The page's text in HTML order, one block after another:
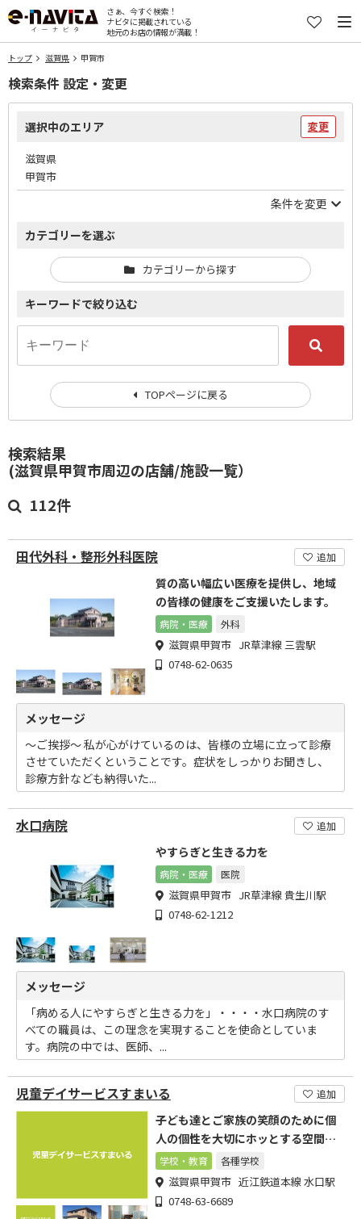
さぁ、今すぐ検索！
ナビタに掲載されている
地元のお店の情報が満載！
トップ 滋賀県 甲賀市
検索結果
(滋賀県甲賀市周辺の店舗/施設一覧）
112件
田代外科・整形外科医院 追加
質の高い幅広い医療を提供し、地域
の皆様の健康をご支援いたします。
病院・医療 外科
滋賀県甲賀市 JR草津線 三雲駅
0748-62-0635
メッセージ
～ご挨拶～ 私が心がけているのは、皆様の立場に立って診療
させていただくということです。症状をしっかりお聞きし、
診療方針なども納得いた...
水口病院 追加
やすらぎと生きる力を
病院・医療 医院
滋賀県甲賀市 JR草津線 貴生川駅
0748-62-1212
メッセージ
「病める人にやすらぎと生きる力を」・・・・水口病院のす
べての職員は、この理念を実現することを使命としていま
す。病院の中では、医師、...
児童デイサービスすまいる 追加
子ども達とご家族の笑顔のために個
人の個性を大切にホッとする空間を
ご提供
学校・教育 各種学校
滋賀県甲賀市 近江鉄道本線 水口駅
0748-63-6689
検索条件 設定・変更
選択中のエリア 変更
滋賀県
甲賀市
条件を変更
カテゴリーを選ぶ
カテゴリーから探す
キーワードで絞り込む
TOPページに戻る